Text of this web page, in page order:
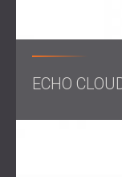
An der Decke
hohen
wurden, um
ECHO